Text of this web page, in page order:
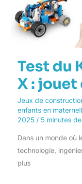
Test du
X : jouet
Jeux de
enfants en
2025 / 5 minutes
Dans un monde où
technologie,
plus